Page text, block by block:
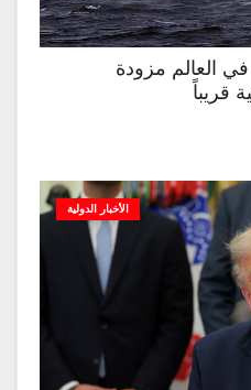
العالم مزودة
قريباً
الأخبار الدولية